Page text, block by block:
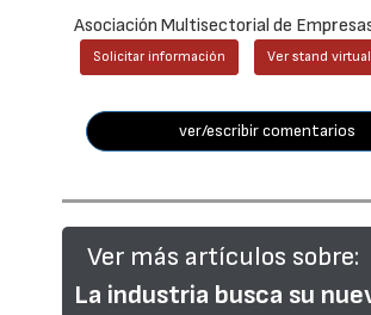
Asociación Multisectorial de
Solicitar información Ver stand virtual
ver/escribir comentarios
Ver más artículos sobre:
La industria busca su